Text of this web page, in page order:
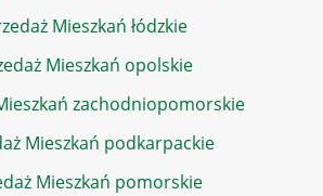
Mieszkań łódzkie
Mieszkań opolskie
zachodniopomorskie
Mieszkań podkarpackie
Mieszkań pomorskie